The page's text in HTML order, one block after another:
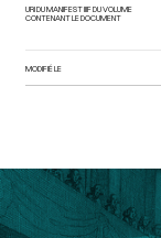
URI DU MANIFEST IIIF DU VOLUME
CONTENANT LE DOCUMENT
MODIFIÉ LE